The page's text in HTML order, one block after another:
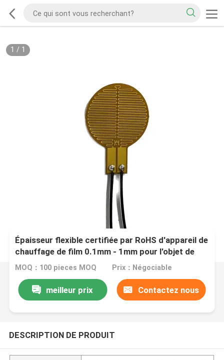
1 / 1
Épaisseur flexible certifiée par RoHS d'appareil de
chauffage de film 0.1mm - 1mm pour l'objet de
chauffage
MOQ：100 pieces MOQ Prix：Négociable
meilleur prix Contactez nous
DESCRIPTION DE PRODUIT